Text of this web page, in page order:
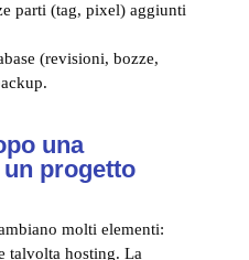
parti (tag, pixel) aggiunti
(revisioni, bozze,
una
progetto
molti elementi:
talvolta hosting. La